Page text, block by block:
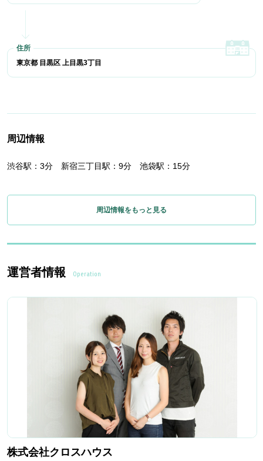
東京都 目黒区 上目黒3丁目
周辺情報
渋谷駅：3分 新宿三丁目駅：9分 池袋駅：15分
周辺情報をもっと見る
運営者情報 Operation
株式会社クロスハウス